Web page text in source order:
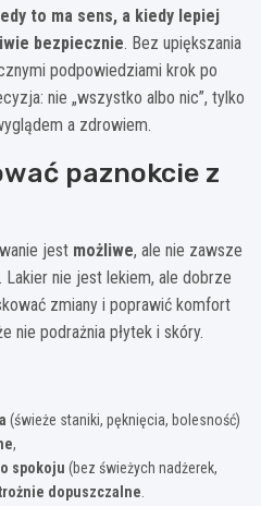
to ma sens, a kiedy lepiej
bezpiecznie. Bez upiększania
podpowiedziami krok po
nie „wszystko albo nic”, tylko
a zdrowiem.
paznokcie z
jest możliwe, ale nie zawsze
. Lakier nie jest lekiem, ale dobrze
zmiany i poprawić komfort
nie podrażnia płytek i skóry.
(świeże staniki, pęknięcia, bolesność)
,
spokoju (bez świeżych nadżerek,
dopuszczalne